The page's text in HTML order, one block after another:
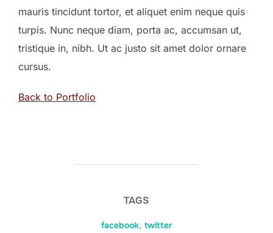
mauris tincidunt tortor, et aliquet enim neque quis
turpis. Nunc neque diam, porta ac, accumsan ut,
tristique in, nibh. Ut ac justo sit amet dolor ornare
cursus.
Back to Portfolio
TAGS
facebook, twitter